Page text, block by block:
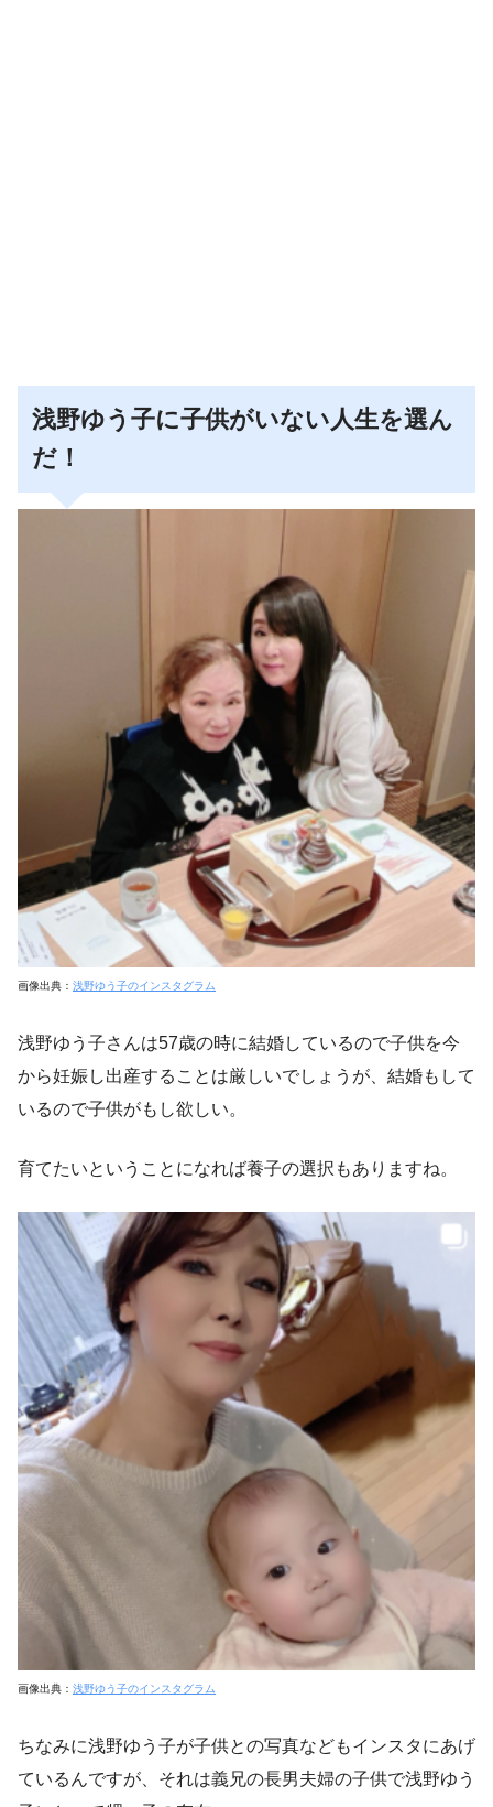
浅野ゆう子に子供がいない人生を選ん
だ！
画像出典： 浅野ゆう子のインスタグラム
浅野ゆう子さんは57歳の時に結婚しているので子供を今
から妊娠し出産することは厳しいでしょうが、結婚もして
いるので子供がもし欲しい。
育てたいということになれば養子の選択もありますね。
画像出典： 浅野ゆう子のインスタグラム
ちなみに浅野ゆう子が子供との写真などもインスタにあげ
ているんですが、それは義兄の長男夫婦の子供で浅野ゆう